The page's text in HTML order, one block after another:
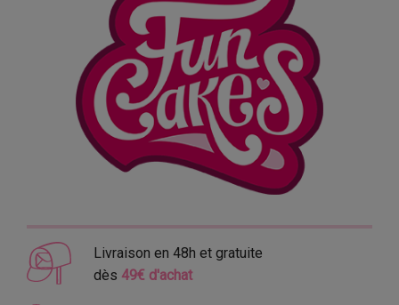
Livraison en 48h et gratuite
dès 49€ d'achat